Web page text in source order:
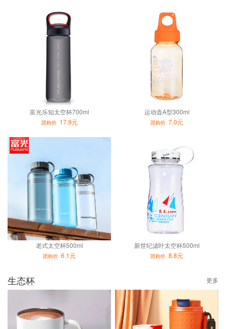
富光乐知太空杯700ml
团购价17.9元
运动壶A型300ml
团购价 7.0元
老式太空杯500ml
团购价 6.1元
新世纪滤叶太空杯500ml
团购价 8.8元
生态杯 更多